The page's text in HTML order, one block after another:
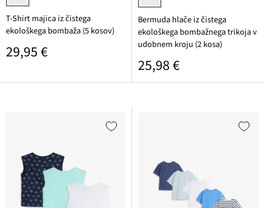
črna + 2xbela + temno modra + svetlo siva melirana
T-Shirt majica iz čistega
ekološkega bombaža (5 kosov)
Običajna cena
29,95 €
temno modra + srednje modra
Bermuda hlače iz čistega
ekološkega bombažnega trikoja v
udobnem kroju (2 kosa)
Običajna cena
25,98 €